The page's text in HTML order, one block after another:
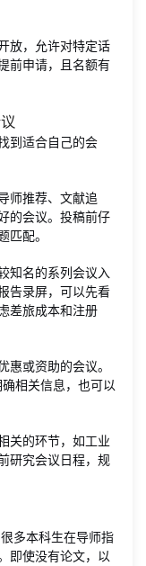
放，允许对特定话
前申请，且名额有
到适合自己的会
师推荐、文献追
的会议。投稿前仔
匹配。
知名的系列会议入
告录屏，可以先看
差旅成本和注册
惠或资助的会议。
相关信息，也可以
关的环节，如工业
研究会议日程，规
多本科生在导师指
即使没有论文，以